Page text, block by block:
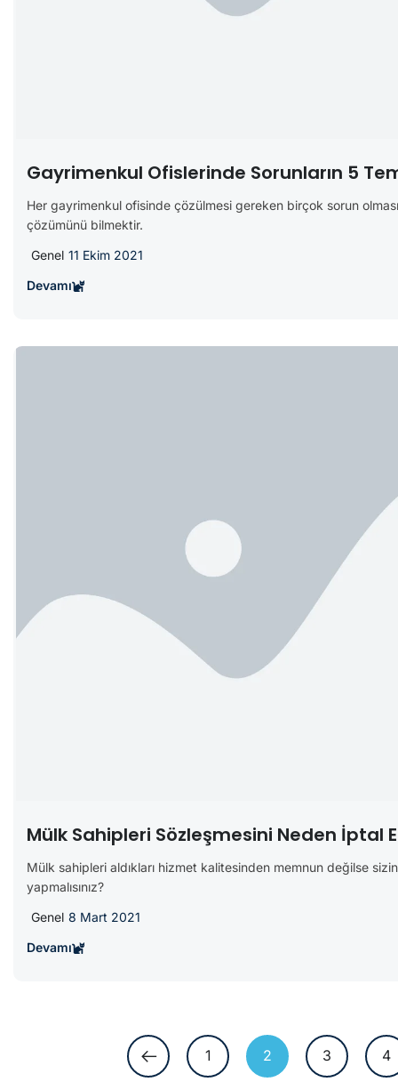
Gayrimenkul Ofislerinde Sorunların 5
Her gayrimenkul ofisinde çözülmesi gereken birçok sorun
çözümünü bilmektir.
Genel 11 Ekim 2021
Devamı
Mülk Sahipleri Sözleşmesini Neden İptal
Mülk sahipleri aldıkları hizmet kalitesinden memnun değilse
yapmalısınız?
Genel 8 Mart 2021
Devamı
1 2 3 4